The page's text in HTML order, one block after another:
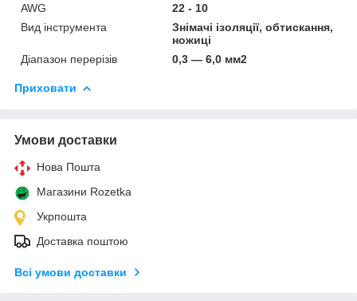
AWG
22 - 10
Вид інструмента
Знімачі ізоляції, обтискання,
ножиці
Діапазон перерізів
0,3 — 6,0 мм2
Приховати
Умови доставки
Нова Пошта
Магазини Rozetka
Укрпошта
Доставка поштою
Всі умови доставки